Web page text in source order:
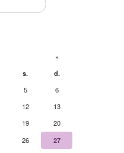
»
s.
d.
5
6
12
13
19
20
26
27